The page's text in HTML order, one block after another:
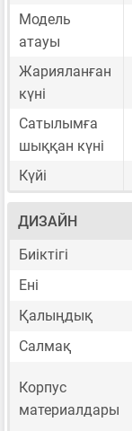
Модель
атауы
Жарияланған
күні
Сатылымға
шыққан күні
Күйі
ДИЗАЙН
Биіктігі
Ені
Қалыңдық
Салмақ
Корпус
материалдары